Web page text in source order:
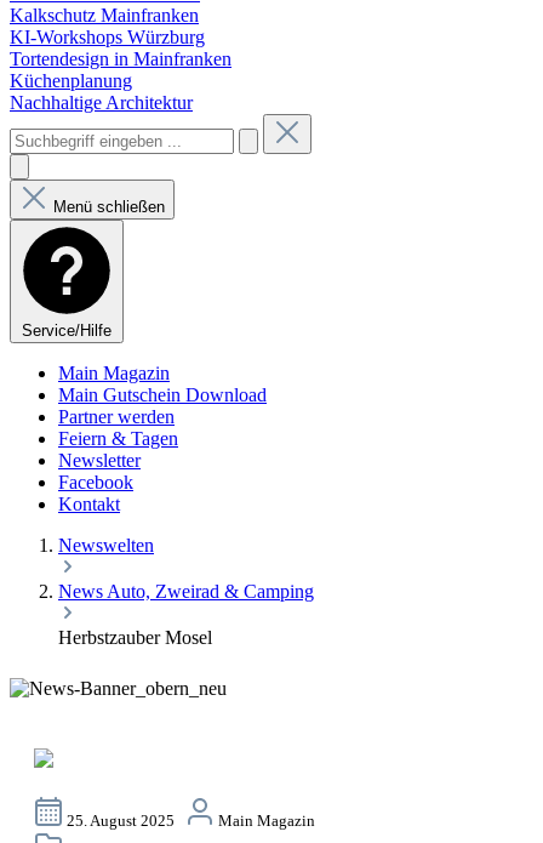
Kalkschutz Mainfranken
KI-Workshops Würzburg
Tortendesign in Mainfranken
Küchenplanung
Nachhaltige Architektur
Menü schließen
Service/Hilfe
Main Magazin
Main Gutschein Download
Partner werden
Feiern & Tagen
Newsletter
Facebook
Kontakt
Newswelten
News Auto, Zweirad & Camping
Herbstzauber Mosel
25. August 2025
Main Magazin